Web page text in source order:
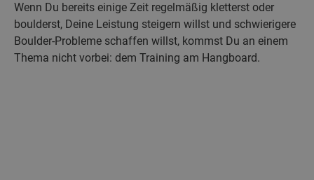
Wenn Du bereits einige Zeit regelmäßig kletterst oder
boulderst, Deine Leistung steigern willst und schwierigere
Boulder-Probleme schaffen willst, kommst Du an einem
Thema nicht vorbei: dem Training am Hangboard.